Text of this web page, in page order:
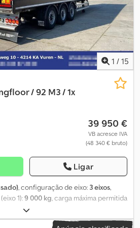
1 / 15
/ 92 M3 / 1x
39 950 €
VB acresce IVA
(48 340 € bruto)
Ligar
, configuração de eixo: 3 eixos,
1):9 000 kg, carga máxima permitida
, carga máxima admissível no eixo (eixo
11/2023, comprimento total:14 010